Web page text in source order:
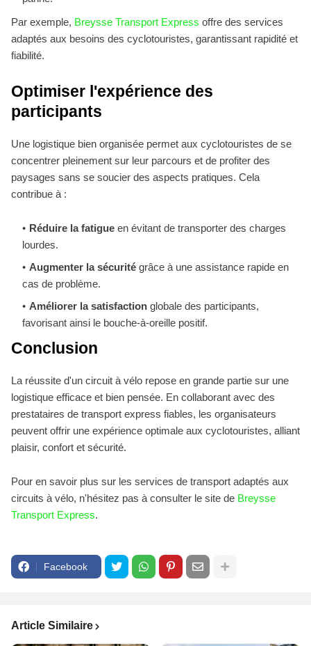
Par exemple, Breysse Transport Express offre des services
adaptés aux besoins des cyclotouristes, garantissant rapidité et
fiabilité.
Optimiser l'expérience des
participants
Une logistique bien organisée permet aux cyclotouristes de se
concentrer pleinement sur leur parcours et de profiter des
paysages sans se soucier des aspects pratiques. Cela
contribue à :
Réduire la fatigue en évitant de transporter des charges
lourdes.
Augmenter la sécurité grâce à une assistance rapide en
cas de problème.
Améliorer la satisfaction globale des participants,
favorisant ainsi le bouche-à-oreille positif.
Conclusion
La réussite d'un circuit à vélo repose en grande partie sur une
logistique efficace et bien pensée. En collaborant avec des
prestataires de transport express fiables, les organisateurs
peuvent offrir une expérience optimale aux cyclotouristes, alliant
plaisir, confort et sécurité.
Pour en savoir plus sur les services de transport adaptés aux
circuits à vélo, n'hésitez pas à consulter le site de Breysse
Transport Express.
Facebook
Article Similaire